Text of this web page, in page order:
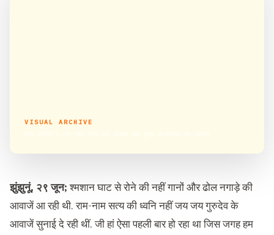
VISUAL ARCHIVE
झुंझुनूं, २९ जून;श्मशान घाट से रोने की नहीं गानों और ढोल नगाड़े की
आवाजें आ रही थी. राम-नाम सत्य की ध्वनि नहीं जय जय गुरुदेव के
आवाजें सुनाई दे रही थीं. जी हां ऐसा पहली बार हो रहा था जिस जगह हम